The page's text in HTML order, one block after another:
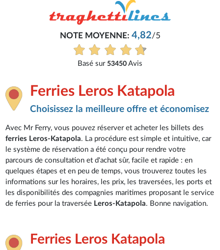
NOTE MOYENNE:4,82/5
Basé sur 53450 Avis
Ferries Leros Katapola
Choisissez la meilleure offre et économisez
Avec Mr Ferry, vous pouvez réserver et acheter les billets des
ferries Leros-Katapola. La procédure est simple et intuitive, car
le système de réservation a été conçu pour rendre votre
parcours de consultation et d'achat sûr, facile et rapide : en
quelques étapes et en peu de temps, vous trouverez toutes les
informations sur les horaires, les prix, les traversées, les ports et
les disponibilités des compagnies maritimes proposant le service
de ferries pour la traversée Leros-Katapola. Bonne navigation.
Ferries Leros Katapola